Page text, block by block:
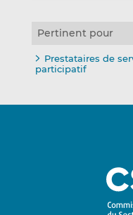
Pertinent pour
Prestataires de
participatif